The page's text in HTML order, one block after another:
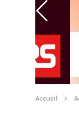
Accueil